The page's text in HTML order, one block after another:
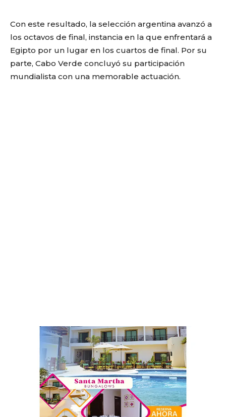
Con este resultado, la selección argentina avanzó a
los octavos de final, instancia en la que enfrentará a
Egipto por un lugar en los cuartos de final. Por su
parte, Cabo Verde concluyó su participación
mundialista con una memorable actuación.